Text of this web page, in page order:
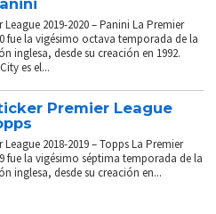
2019-2020 – Panini La Premier
fue la vigésimo octava temporada de la
inglesa, desde su creación en 1992.
es el...
Premier League
2018-2019 – Topps La Premier
fue la vigésimo séptima temporada de la
inglesa, desde su creación en...